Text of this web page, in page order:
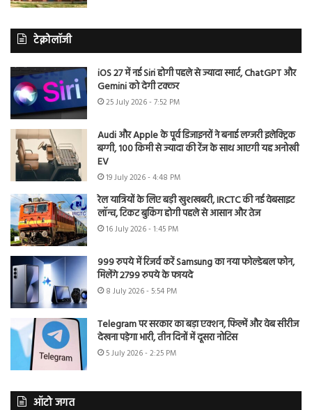
टेक्नोलॉजी
iOS 27 में नई Siri होगी पहले से ज्यादा स्मार्ट, ChatGPT और
Gemini को देगी टक्कर
25 July 2026 - 7:52 PM
Audi और Apple के पूर्व डिजाइनरों ने बनाई लग्जरी इलेक्ट्रिक
बग्गी, 100 किमी से ज्यादा की रेंज के साथ आएगी यह अनोखी
EV
19 July 2026 - 4:48 PM
रेल यात्रियों के लिए बड़ी खुशखबरी, IRCTC की नई वेबसाइट
लॉन्च, टिकट बुकिंग होगी पहले से आसान और तेज
16 July 2026 - 1:45 PM
999 रुपये में रिजर्व करें Samsung का नया फोल्डेबल फोन,
मिलेंगे 2799 रुपये के फायदे
8 July 2026 - 5:54 PM
Telegram पर सरकार का बड़ा एक्शन, फिल्में और वेब सीरीज
देखना पड़ेगा भारी, तीन दिनों में दूसरा नोटिस
5 July 2026 - 2:25 PM
ऑटो जगत